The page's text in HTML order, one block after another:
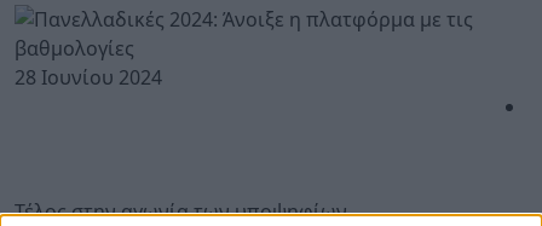
28 Ιουνίου 2024
Τέλος στην αγωνία των υποψηφίων